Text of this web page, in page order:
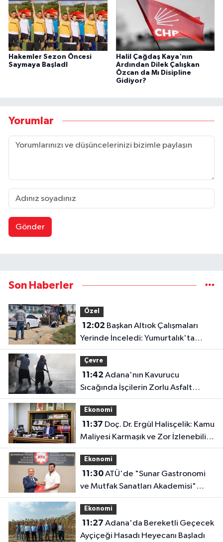
Hakemler Sezon Öncesi
Saymaya BaşladI
Halil Çağdaş Kaya'nın
Ardından Dilek Çalışkan
Özcan da Mı Disipline
Gidiyor?
Yorumlar
Gönder
Son Haberler
Özel
12:02
Yerinde İnceledi: Yumurtalık'ta
Altyapı ve Ulaşım Seferberliği
Çevre
11:42
Sıcağında İşçilerin Zorlu Asfalt
Mesaisi Sürüyor
Ekonomi
11:37
Maliyesi Karmaşık ve Zor İzlenebilir
Bir Yapıya Dönüştü
Ekonomi
11:30ATÜ'de "Sunar Gastronomi
ve Mutfak Sanatları Akademisi"
Kuruluyor
Ekonomi
11:27
Ayçiçeği Hasadı Heyecanı Başladı